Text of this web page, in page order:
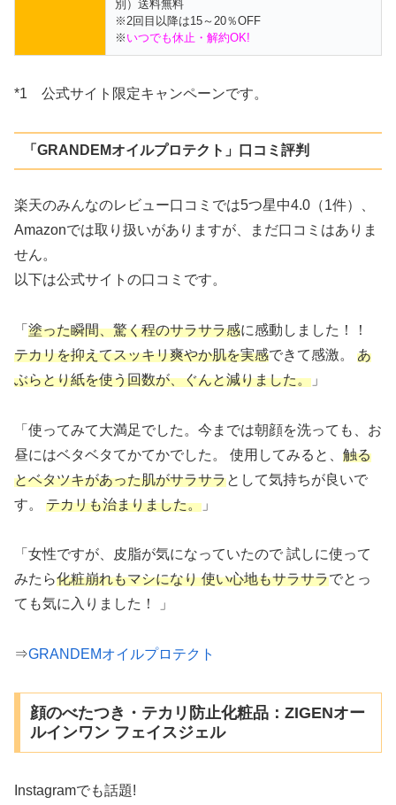
別）送料無料
※2回目以降は15～20％OFF
※ いつでも休止・解約OK!
*1 公式サイト限定キャンペーンです。
「GRANDEMオイルプロテクト」口コミ評判
楽天のみんなのレビュー口コミでは5つ星中4.0（1件）、
Amazonでは取り扱いがありますが、まだ口コミはありま
せん。
以下は公式サイトの口コミです。
「 塗った瞬間、驚く程のサラサラ感に感動しました！！
テカリを抑えてスッキリ爽やか肌を実感できて感激。 あ
ぶらとり紙を使う回数が、ぐんと減りました。 」
「使ってみて大満足でした。今までは朝顔を洗っても、お
昼にはベタベタてかてかでした。 使用してみると、 触る
とベタツキがあった肌がサラサラとして気持ちが良いで
す。 テカリも治まりました。 」
「女性ですが、皮脂が気になっていたので 試しに使って
みたら化粧崩れもマシになり 使い心地もサラサラでとっ
ても気に入りました！ 」
⇒GRANDEMオイルプロテクト
顔のべたつき・テカリ防止化粧品：ZIGENオー
ルインワン フェイスジェル
Instagramでも話題!